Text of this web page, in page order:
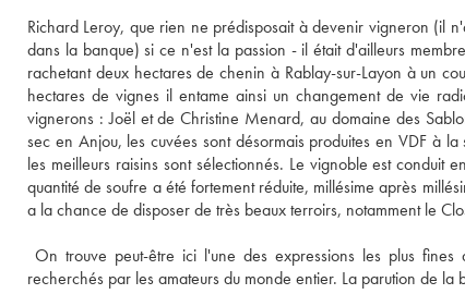
Richard Leroy, que rien ne prédisposait à devenir vigneron (il
dans la banque) si ce n'est la passion - il était d'ailleurs
rachetant deux hectares de chenin à Rablay-sur-Layon à un
hectares de vignes il entame ainsi un changement de vie
vignerons : Joël et de Christine Menard, au domaine des
sec en Anjou, les cuvées sont désormais produites en VDF à
les meilleurs raisins sont sélectionnés. Le vignoble est
quantité de soufre a été fortement réduite, millésime après
a la chance de disposer de très beaux terroirs, notamment le
On trouve peut-être ici l'une des expressions les plus
recherchés par les amateurs du monde entier. La parution de